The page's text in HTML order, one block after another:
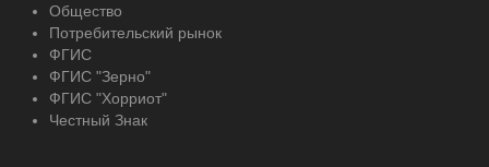
Общество
Потребительский рынок
ФГИС
ФГИС "Зерно"
ФГИС "Хорриот"
Честный Знак